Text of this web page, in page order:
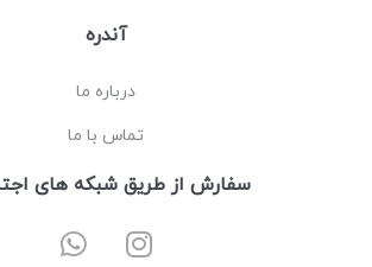
آندره
درباره ما
تماس با ما
سفارش از طریق شبکه های